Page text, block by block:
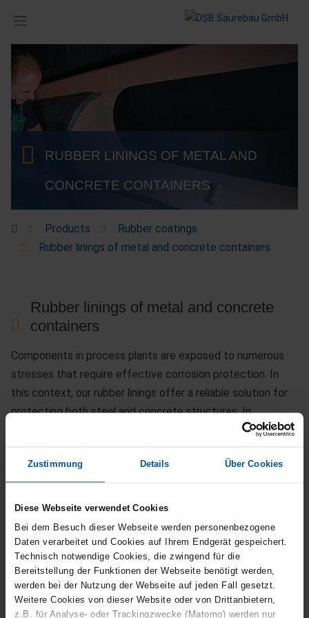
Zustimmung Details Über Cookies
Diese Webseite verwendet Cookies
Bei dem Besuch dieser Webseite werden personenbezogene
Daten verarbeitet und Cookies auf Ihrem Endgerät gespeichert.
Technisch notwendige Cookies, die zwingend für die
Bereitstellung der Funktionen der Webseite benötigt werden,
werden bei der Nutzung der Webseite auf jeden Fall gesetzt.
Weitere Cookies von dieser Website oder von Drittanbietern,
z.B. für Analyse- oder Trackingzwecke (Matomo) werden nur
RUBBER LININGS OF METAL AND
CONCRETE CONTAINERS
Products
Rubber coatings
Rubber linings of metal and concrete containers
Rubber linings of metal and concrete
containers
Components in process plants are exposed to numerous
stresses that require effective corrosion protection. In
this context, our rubber linings offer a reliable solution for
protecting both steel and concrete structures. In
particular, they are used in areas such as pipelines, gas
scrubbers, reaction towers and steel tanks, as well as in
concrete structures such as waste water pits.
comprehensive protection. They can withstand aggressive
chemicals such as acids, alkalis, salt solutions and other
substances. They remain effective even under extreme
conditions, such as increased temperatures and
temperature changes as well as mechanical loads such as